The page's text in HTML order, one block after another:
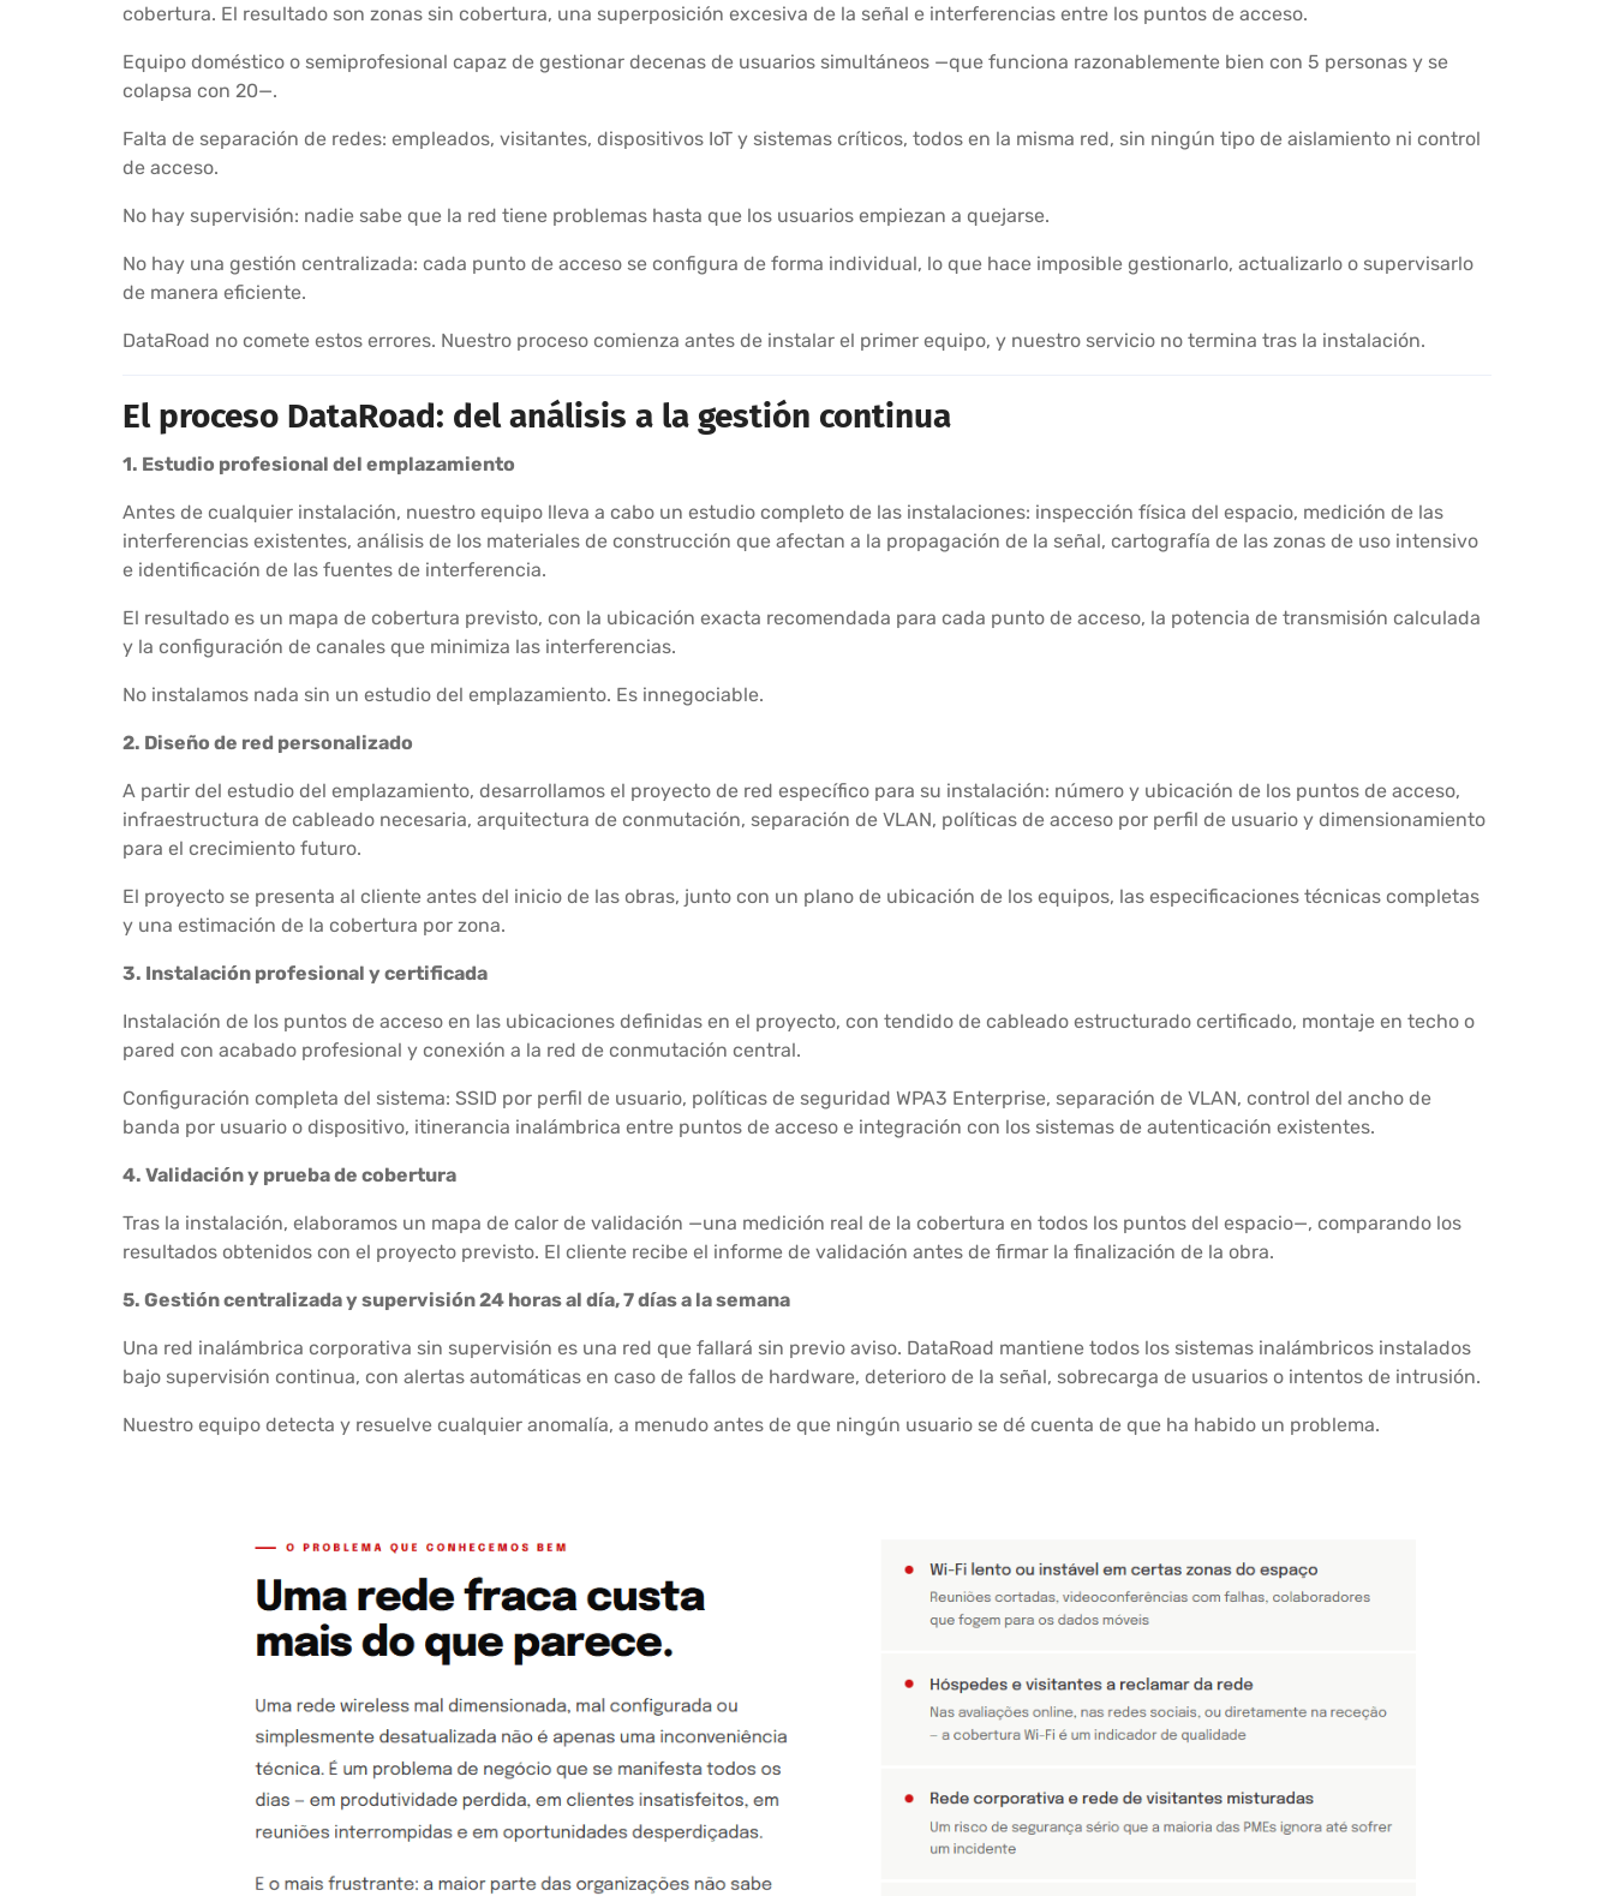
cobertura. El resultado son zonas sin cobertura, una superposición excesiva de la señal e interferencias entre los puntos de acceso.
Equipo doméstico o semiprofesional capaz de gestionar decenas de usuarios simultáneos —que funciona razonablemente bien con 5 personas y se
colapsa con 20—.
Falta de separación de redes: empleados, visitantes, dispositivos IoT y sistemas críticos, todos en la misma red, sin ningún tipo de aislamiento ni control
de acceso.
No hay supervisión: nadie sabe que la red tiene problemas hasta que los usuarios empiezan a quejarse.
No hay una gestión centralizada: cada punto de acceso se configura de forma individual, lo que hace imposible gestionarlo, actualizarlo o supervisarlo
de manera eficiente.
DataRoad no comete estos errores. Nuestro proceso comienza antes de instalar el primer equipo, y nuestro servicio no termina tras la instalación.
El proceso DataRoad: del análisis a la gestión continua
1. Estudio profesional del emplazamiento
Antes de cualquier instalación, nuestro equipo lleva a cabo un estudio completo de las instalaciones: inspección física del espacio, medición de las
interferencias existentes, análisis de los materiales de construcción que afectan a la propagación de la señal, cartografía de las zonas de uso intensivo
e identificación de las fuentes de interferencia.
El resultado es un mapa de cobertura previsto, con la ubicación exacta recomendada para cada punto de acceso, la potencia de transmisión calculada
y la configuración de canales que minimiza las interferencias.
No instalamos nada sin un estudio del emplazamiento. Es innegociable.
2. Diseño de red personalizado
A partir del estudio del emplazamiento, desarrollamos el proyecto de red específico para su instalación: número y ubicación de los puntos de acceso,
infraestructura de cableado necesaria, arquitectura de conmutación, separación de VLAN, políticas de acceso por perfil de usuario y dimensionamiento
para el crecimiento futuro.
El proyecto se presenta al cliente antes del inicio de las obras, junto con un plano de ubicación de los equipos, las especificaciones técnicas completas
y una estimación de la cobertura por zona.
3. Instalación profesional y certificada
Instalación de los puntos de acceso en las ubicaciones definidas en el proyecto, con tendido de cableado estructurado certificado, montaje en techo o
pared con acabado profesional y conexión a la red de conmutación central.
Configuración completa del sistema: SSID por perfil de usuario, políticas de seguridad WPA3 Enterprise, separación de VLAN, control del ancho de
banda por usuario o dispositivo, itinerancia inalámbrica entre puntos de acceso e integración con los sistemas de autenticación existentes.
4. Validación y prueba de cobertura
Tras la instalación, elaboramos un mapa de calor de validación —una medición real de la cobertura en todos los puntos del espacio—, comparando los
resultados obtenidos con el proyecto previsto. El cliente recibe el informe de validación antes de firmar la finalización de la obra.
5. Gestión centralizada y supervisión 24 horas al día, 7 días a la semana
Una red inalámbrica corporativa sin supervisión es una red que fallará sin previo aviso. DataRoad mantiene todos los sistemas inalámbricos instalados
bajo supervisión continua, con alertas automáticas en caso de fallos de hardware, deterioro de la señal, sobrecarga de usuarios o intentos de intrusión.
Nuestro equipo detecta y resuelve cualquier anomalía, a menudo antes de que ningún usuario se dé cuenta de que ha habido un problema.